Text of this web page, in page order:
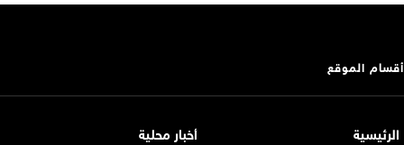
أقسام الموقع
الرئيسية
أخبار محلية